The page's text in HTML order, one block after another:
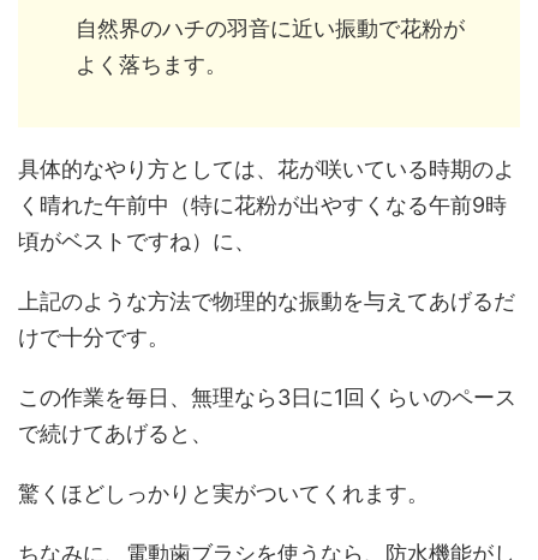
自然界のハチの羽音に近い振動で花粉が
よく落ちます。
具体的なやり方としては、花が咲いている時期のよ
く晴れた午前中（特に花粉が出やすくなる午前9時
頃がベストですね）に、
上記のような方法で物理的な振動を与えてあげるだ
けで十分です。
この作業を毎日、無理なら3日に1回くらいのペース
で続けてあげると、
驚くほどしっかりと実がついてくれます。
ちなみに、電動歯ブラシを使うなら、防水機能がし